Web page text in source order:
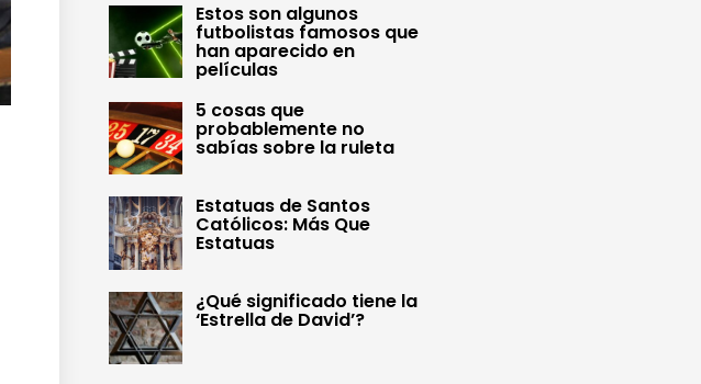
Estos son algunos
futbolistas famosos que
han aparecido en
películas
5 cosas que
probablemente no
sabías sobre la ruleta
Estatuas de Santos
Católicos: Más Que
Estatuas
¿Qué significado tiene la
‘Estrella de David’?